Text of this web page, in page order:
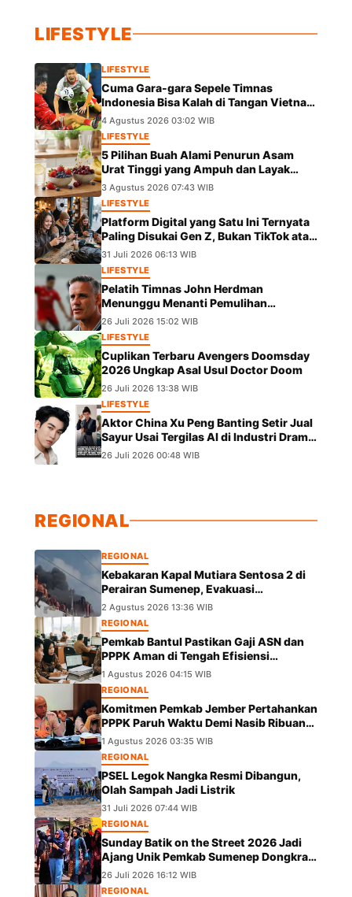
LIFESTYLE
LIFESTYLE
Cuma Gara-gara Sepele Timnas
Indonesia Bisa Kalah di Tangan Vietnam
dalam Laga Piala AFF 2026
4 Agustus 2026 03:02 WIB
LIFESTYLE
5 Pilihan Buah Alami Penurun Asam
Urat Tinggi yang Ampuh dan Layak
Dicoba
3 Agustus 2026 07:43 WIB
LIFESTYLE
Platform Digital yang Satu Ini Ternyata
Paling Disukai Gen Z, Bukan TikTok atau
IG
31 Juli 2026 06:13 WIB
LIFESTYLE
Pelatih Timnas John Herdman
Menunggu Menanti Pemulihan
Marselino Ferdinan Jelang Duel Kontra
Kamboja
26 Juli 2026 15:02 WIB
LIFESTYLE
Cuplikan Terbaru Avengers Doomsday
2026 Ungkap Asal Usul Doctor Doom
26 Juli 2026 13:38 WIB
LIFESTYLE
Aktor China Xu Peng Banting Setir Jual
Sayur Usai Tergilas AI di Industri Drama
Pendek
26 Juli 2026 00:48 WIB
REGIONAL
REGIONAL
Kebakaran Kapal Mutiara Sentosa 2 di
Perairan Sumenep, Evakuasi
Berlangsung
2 Agustus 2026 13:36 WIB
REGIONAL
Pemkab Bantul Pastikan Gaji ASN dan
PPPK Aman di Tengah Efisiensi
Anggaran
1 Agustus 2026 04:15 WIB
REGIONAL
Komitmen Pemkab Jember Pertahankan
PPPK Paruh Waktu Demi Nasib Ribuan
Pegawai
1 Agustus 2026 03:35 WIB
REGIONAL
PSEL Legok Nangka Resmi Dibangun,
Olah Sampah Jadi Listrik
31 Juli 2026 07:44 WIB
REGIONAL
Sunday Batik on the Street 2026 Jadi
Ajang Unik Pemkab Sumenep Dongkrak
UMKM dan Lestarikan Budaya
26 Juli 2026 16:12 WIB
REGIONAL